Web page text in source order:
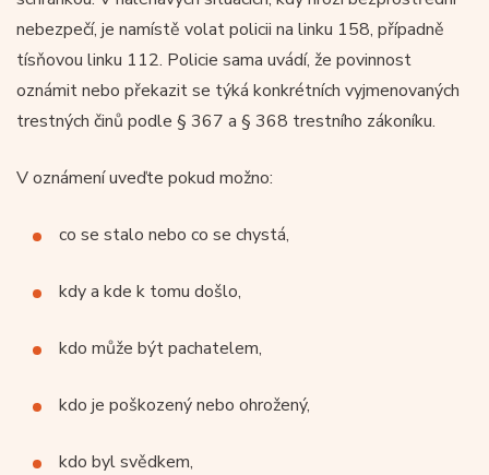
nebezpečí, je namístě volat policii na linku 158, případně
tísňovou linku 112. Policie sama uvádí, že povinnost
oznámit nebo překazit se týká konkrétních vyjmenovaných
trestných činů podle § 367 a § 368 trestního zákoníku.
V oznámení uveďte pokud možno:
co se stalo nebo co se chystá,
kdy a kde k tomu došlo,
kdo může být pachatelem,
kdo je poškozený nebo ohrožený,
kdo byl svědkem,